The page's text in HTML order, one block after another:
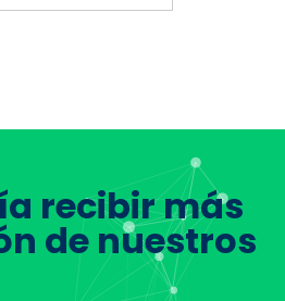
recibir más
de nuestros